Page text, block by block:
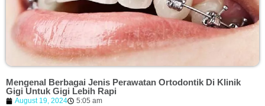
Mengenal Berbagai Jenis Perawatan Ortodontik Di Klinik
Gigi Untuk Gigi Lebih Rapi
August 19, 2024 5:05 am